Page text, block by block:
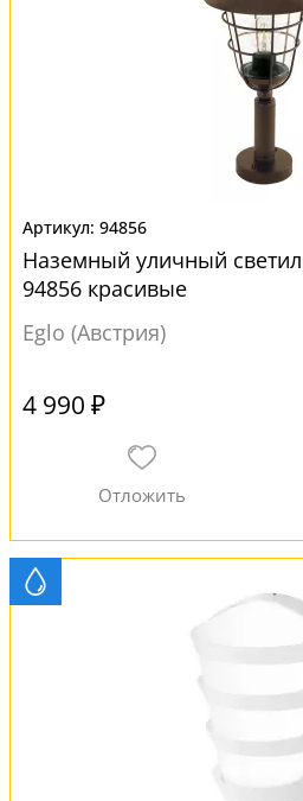
94856
Наземный уличный
94856 красивые
Eglo (Австрия)
4 990 ₽